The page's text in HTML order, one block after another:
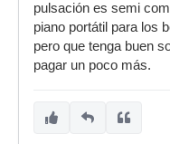
pulsación es semi
piano portátil para los
pero que tenga buen
pagar un poco más.